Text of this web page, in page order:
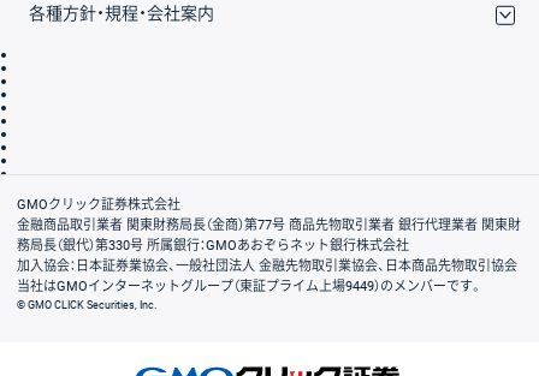
各種方針・規程・会社案内
会社案内
GMOクリック証券株式会社
金融商品取引業者 関東財務局長（金商）第77号 商品先物取引業者 銀行代理業者 関東財
務局長（銀代）第330号 所属銀行：GMOあおぞらネット銀行株式会社
加入協会：日本証券業協会、一般社団法人 金融先物取引業協会、日本商品先物取引協会
当社はGMOインターネットグループ（東証プライム上場9449）のメンバーです。
© GMO CLICK Securities, Inc.